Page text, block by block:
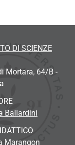
DI SCIENZE
Mortara, 64/B -
Ballardini
Marangon